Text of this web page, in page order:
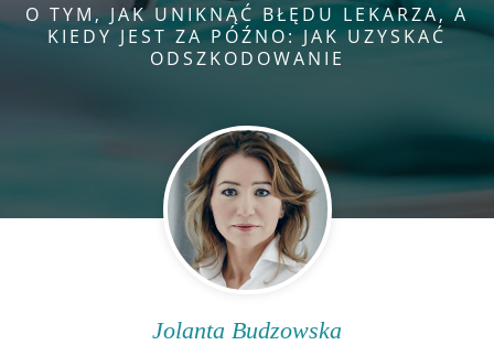
O TYM, JAK UNIKNĄĆ BŁĘDU LEKARZA, A
KIEDY JEST ZA PÓŹNO: JAK UZYSKAĆ
ODSZKODOWANIE
Jolanta Budzowska